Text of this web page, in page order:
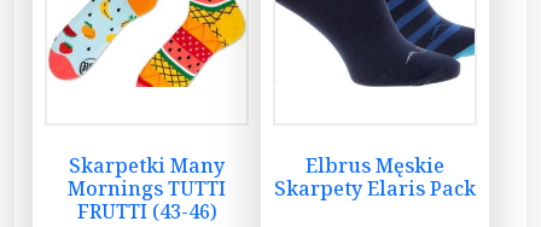
Skarpetki Many
Mornings TUTTI
FRUTTI (43-46)
Elbrus Męskie
Skarpety Elaris Pack